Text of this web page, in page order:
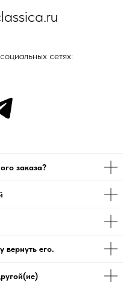
сетях:
заказа?
вернуть его.